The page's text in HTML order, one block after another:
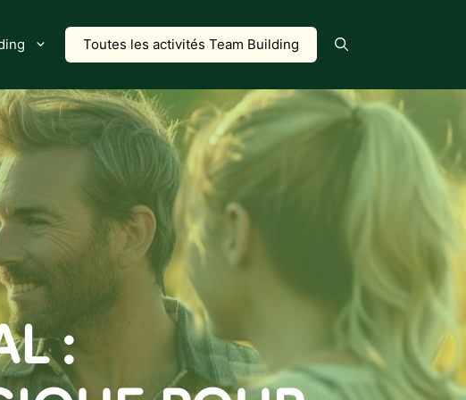
Toutes les activités Team Building
: